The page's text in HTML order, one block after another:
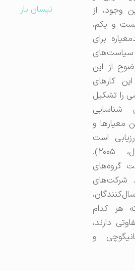
وجود، از
یکم،
برای
این
تشکیل
و
است
(تامپسون و هاسال، ۲۰۰۵).
کدام
دارند،
و
نیسان بار